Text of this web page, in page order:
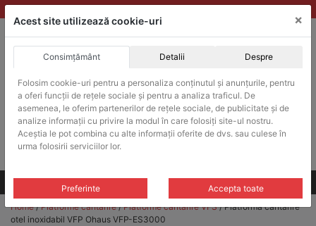
Skip
to
ACHIZITII PUBLICE
Produsele pot fi achizitionate si in sistemul SEAP / SICAP
Products
search
CAUTARE
Toate produsele
Home/Platforme cantarire/Platforme cantarire VFS/ Platforma cantarire
otel inoxidabil VFP Ohaus VFP-ES3000
Acest site utilizează cookie-uri ×
Consimțământ Detalii Despre
Folosim cookie-uri pentru a personaliza conținutul și anunțurile, pentru
a oferi funcții de rețele sociale și pentru a analiza traficul. De
asemenea, le oferim partenerilor de rețele sociale, de publicitate și de
analize informații cu privire la modul în care folosiți site-ul nostru.
Aceștia le pot combina cu alte informații oferite de dvs. sau culese în
urma folosirii serviciilor lor.
Preferinte Accepta toate